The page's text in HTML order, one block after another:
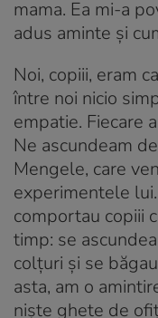
mama. Ea mi-a
adus aminte și
Noi, copiii, eram
între noi nicio
empatie. Fiecare
Ne ascundeam
Mengele, care
experimentele
comportau copiii
timp: se
colțuri și se
asta, am o
niște ghete de